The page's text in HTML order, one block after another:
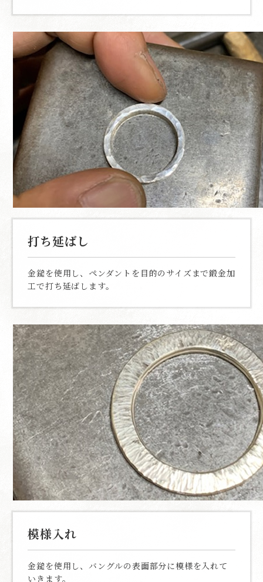
打ち延ばし
金鎚を使用し、ペンダントを目的のサイズまで鍛金加
工で打ち延ばします。
模様入れ
金鎚を使用し、バングルの表面部分に模様を入れて
いきます。